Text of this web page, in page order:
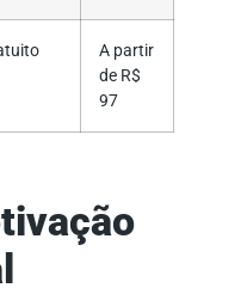
A partir
de R$
97